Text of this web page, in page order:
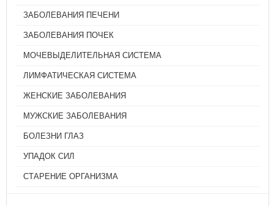
ЗАБОЛЕВАНИЯ ПЕЧЕНИ
ЗАБОЛЕВАНИЯ ПОЧЕК
МОЧЕВЫДЕЛИТЕЛЬНАЯ СИСТЕМА
ЛИМФАТИЧЕСКАЯ СИСТЕМА
ЖЕНСКИЕ ЗАБОЛЕВАНИЯ
МУЖСКИЕ ЗАБОЛЕВАНИЯ
БОЛЕЗНИ ГЛАЗ
УПАДОК СИЛ
СТАРЕНИЕ ОРГАНИЗМА